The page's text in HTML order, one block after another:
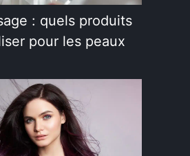
: quels produits
pour les peaux